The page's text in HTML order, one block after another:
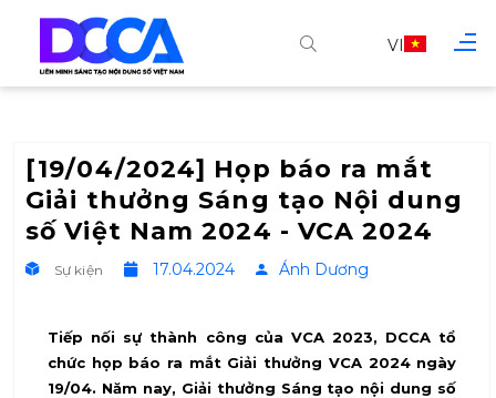
VI
[19/04/2024] Họp báo ra mắt
Giải thưởng Sáng tạo Nội dung
số Việt Nam 2024 - VCA 2024
Sự kiện 17.04.2024 Ánh Dương
Tiếp nối sự thành công của VCA 2023, DCCA tổ
chức họp báo ra mắt Giải thưởng VCA 2024 ngày
19/04. Năm nay, Giải thưởng Sáng tạo nội dung số